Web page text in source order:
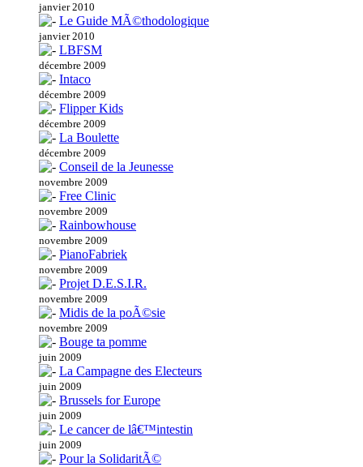
janvier 2010
Le Guide MÃ©thodologique
janvier 2010
LBFSM
décembre 2009
Intaco
décembre 2009
Flipper Kids
décembre 2009
La Boulette
décembre 2009
Conseil de la Jeunesse
novembre 2009
Free Clinic
novembre 2009
Rainbowhouse
novembre 2009
PianoFabriek
novembre 2009
Projet D.E.S.I.R.
novembre 2009
Midis de la poÃ©sie
novembre 2009
Bouge ta pomme
juin 2009
La Campagne des Electeurs
juin 2009
Brussels for Europe
juin 2009
Le cancer de lâ€™intestin
juin 2009
Pour la SolidaritÃ©